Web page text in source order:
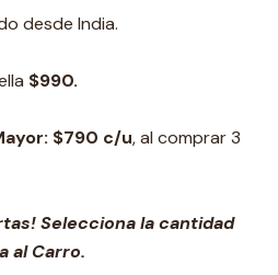
desde India.
$990.
$790 c/u, al comprar 3
Selecciona la cantidad
al Carro.